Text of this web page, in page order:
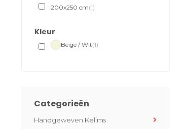
200x250 cm(1)
Kleur
Beige / Wit(1)
Categorieën
Handgeweven Kelims